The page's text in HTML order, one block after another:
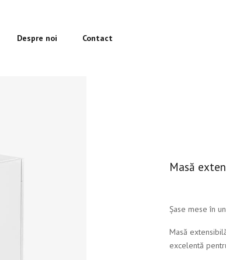
Despre noi Contact
Masă
Șase mese în
Masă
excelentă